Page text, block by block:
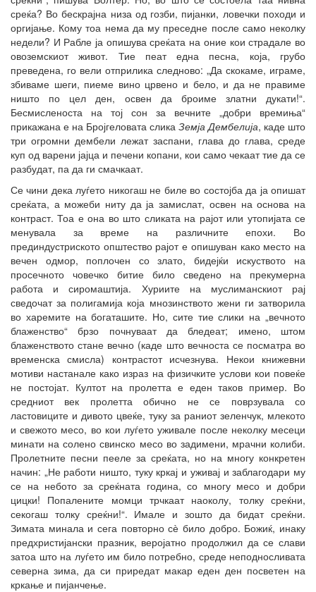
среќа? Во бескрајна низа од гозби, пијанки, ловечки походи и
оргијање. Кому тоа нема да му преседне после само неколку
недели? И Рабле ја опишува среќата на оние кои страдале во
овоземскиот живот. Тие пеат една песна, која, грубо
преведена, го вели отприлика следново: „Да скокаме, играме,
збиваме шеги, пиеме вино црвено и бело, и да не правиме
ништо по цел ден, освен да броиме златни дукати!“.
Бесмисленоста на тој сон за вечните „добри времиња“
прикажана е на Бројгеловата слика Земја Дембелија, каде што
три огромни дембели лежат заспани, глава до глава, среде
куп од варени јајца и печени копани, кои само чекаат тие да се
разбудат, па да ги смачкаат.
Се чини дека луѓето никогаш не биле во состојба да ја опишат
среќата, а можеби ниту да ја замислат, освен на основа на
контраст. Тоа е она во што сликата на рајот или утопијата се
менувала за време на различните епохи. Во
прединдустриското општество рајот е опишуван како место на
вечен одмор, поплочен со злато, бидејќи искуството на
просечното човечко битие било сведено на прекумерна
работа и сиромаштија. Хуриите на муслиманскиот рај
сведочат за полигамија која мнозинството жени ги затворила
во харемите на богаташите. Но, сите тие слики на „вечното
блаженство“ брзо почнуваат да бледеат; имено, штом
блаженството стане вечно (каде што вечноста се посматра во
временска смисла) контрастот исчезнува. Некои книжевни
мотиви настанале како израз на физичките услови кои повеќе
не постојат. Култот на пролетта е еден таков пример. Во
средниот век пролетта обично не се поврзувала со
ластовиците и дивото цвеќе, туку за раниот зеленчук, млекото
и свежото месо, во кои луѓето уживале после неколку месеци
минати на солено свинско месо во задимени, мрачни колиби.
Пролетните песни пееле за среќата, но на многу конкретен
начин: „Не работи ништо, туку кркај и уживај и заблагодари му
се на небото за среќната година, со многу месо и добри
цицки! Попалените момци трчкаат наоколу, толку среќни,
секогаш толку среќни!“. Имале и зошто да бидат среќни.
Зимата минала и сега повторно сѐ било добро. Божиќ, инаку
предхристијански празник, веројатно продолжил да се слави
затоа што на луѓето им било потребно, среде неподносливата
северна зима, да си приредат макар еден ден посветен на
кркање и пијанчење.